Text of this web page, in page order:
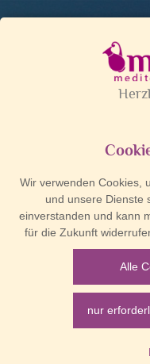
Liebe Kunden, ich mache
Mediwo
Liebe Kunden, im
aller
vale!